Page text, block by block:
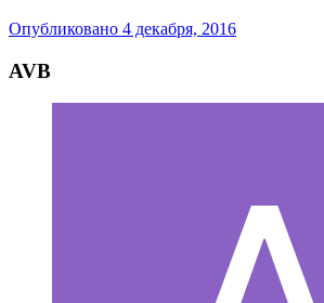
Опубликовано 4 декабря, 2016
AVB